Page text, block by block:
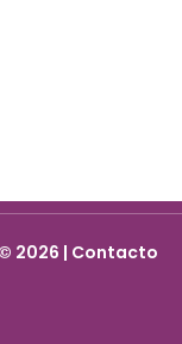
2026 | Contacto